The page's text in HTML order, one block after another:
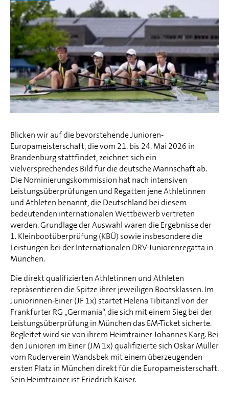
Blicken wir auf die bevorstehende Junioren-
Europameisterschaft, die vom 21. bis 24. Mai 2026 in
Brandenburg stattfindet, zeichnet sich ein
vielversprechendes Bild für die deutsche Mannschaft ab.
Die Nominierungskommission hat nach intensiven
Leistungsüberprüfungen und Regatten jene Athletinnen
und Athleten benannt, die Deutschland bei diesem
bedeutenden internationalen Wettbewerb vertreten
werden. Grundlage der Auswahl waren die Ergebnisse der
1. Kleinbootüberprüfung (KBÜ) sowie insbesondere die
Leistungen bei der Internationalen DRV-Juniorenregatta in
München.
Die direkt qualifizierten Athletinnen und Athleten
repräsentieren die Spitze ihrer jeweiligen Bootsklassen. Im
Juniorinnen-Einer (JF 1x) startet Helena Tibitanzl von der
Frankfurter RG „Germania“, die sich mit einem Sieg bei der
Leistungsüberprüfung in München das EM-Ticket sicherte.
Begleitet wird sie von ihrem Heimtrainer Johannes Karg. Bei
den Junioren im Einer (JM 1x) qualifizierte sich Oskar Müller
vom Ruderverein Wandsbek mit einem überzeugenden
ersten Platz in München direkt für die Europameisterschaft.
Sein Heimtrainer ist Friedrich Kaiser.